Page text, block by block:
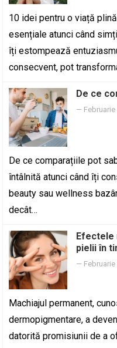
10 idei pentru o viață
esențiale atunci când
îți estompează
consecvent, pot
De ce
— Februarie
De ce comparațiile pot
întâlnită atunci când îți
beauty sau wellness
decât…
Efectele
pielii în
— Februarie
Machiajul permanent,
dermopigmentare, a
datorită promisiunii de a